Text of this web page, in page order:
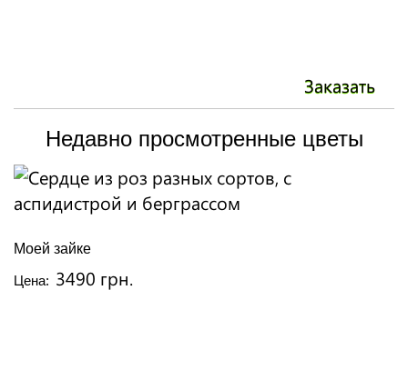
Заказать
Недавно просмотренные цветы
Моей зайке
Цена: 3490 грн.